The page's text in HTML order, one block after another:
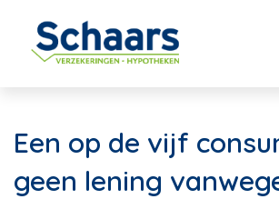
Een op de vijf
geen lening